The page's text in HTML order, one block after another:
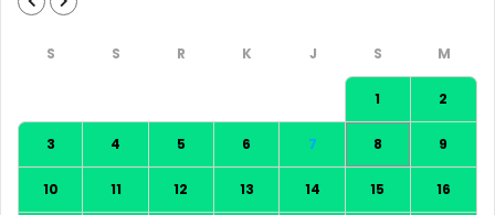
1 2
3 4 5 6 7 8 9
10 11 12 13 14 15 16